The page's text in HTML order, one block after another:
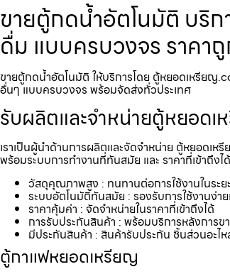
ขายตู้กดน้ำ​อัตโนมัติ บริ
ดื่ม แบบครบวงจร ราคา
ขายตู้กดน้ำ​อัตโนมัติ ให้บริการโดย ตู้หยอดเหรียญ
อื่นๆ แบบครบวงจร พร้อมจัดส่งทั่วประเทศ
รับผลิตและจำหน่ายตู้หยอด
เราเป็นผู้นำด้านการผลิตและจัดจำหน่าย ตู้หยอดเ
พร้อมระบบการทำงานที่ทันสมัย และ ราคาที่เข้าถึงได้
วัสดุคุณภาพสูง : ทนทานต่อการใช้งานในระย
ระบบอัตโนมัติทันสมัย : รองรับการใช้งานง่า
ราคาคุ้มค่า : จัดจำหน่ายในราคาที่เข้าถึงได้
การรับประกันสินค้า : พร้อมบริการหลังการข
มีประกันสินค้า : สินค้ารับประกัน ชิ้นส่วนอะไห
ตู้กาแฟหยอดเหรียญ